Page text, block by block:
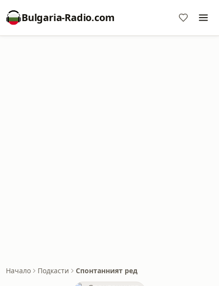
Bulgaria-Radio.com
Начало Подкасти Спонтанният ред